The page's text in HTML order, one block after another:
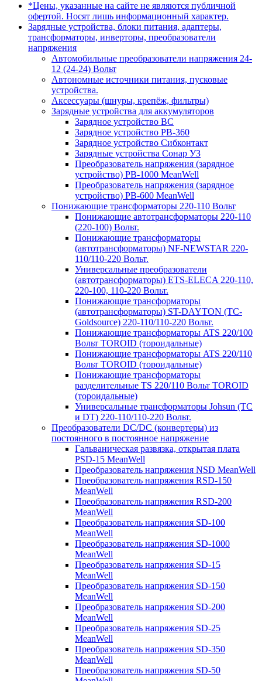
*Цены, указанные на сайте не являются публичной
офертой. Носят лишь информационный характер.
Зарядные устройства, блоки питания, адаптеры,
трансформаторы, инверторы, преобразователи
напряжения
Автомобильные преобразователи напряжения 24-
12 (24-24) Вольт
Автономные источники питания, пусковые
устройства.
Аксессуары (шнуры, крепёж, фильтры)
Зарядные устройства для аккумуляторов
Зарядное устройство BC
Зарядное устройство PB-360
Зарядное устройство Сибконтакт
Зарядные устройства Сонар УЗ
Преобразователь напряжения (зарядное
устройство) PB-1000 MeanWell
Преобразователь напряжения (зарядное
устройство) PB-600 MeanWell
Понижающие трансформаторы 220-110 Вольт
Понижающие автотрансформаторы 220-110
(220-100) Вольт.
Понижающие трансформаторы
(автотрансформаторы) NF-NEWSTAR 220-
110/110-220 Вольт.
Универсальные преобразователи
(автотрансформаторы) ETS-ELECA 220-110,
220-100, 110-220 Вольт.
Понижающие трансформаторы
(автотрансформаторы) ST-DAYTON (TC-
Goldsource) 220-110/110-220 Вольт.
Понижающие трансформаторы ATS 220/100
Вольт TOROID (тороидальные)
Понижающие трансформаторы ATS 220/110
Вольт TOROID (тороидальные)
Понижающие трансформаторы
разделительные TS 220/110 Вольт TOROID
(тороидальные)
Универсальные трансформаторы Johsun (TС
и DT) 220-110/110-220 Вольт.
Преобразователи DC/DC (конвертеры) из
постоянного в постоянное напряжение
Гальваническая развязка, открытая плата
PSD-15 MeanWell
Преобразователь напряжения NSD MeanWell
Преобразователь напряжения RSD-150
MeanWell
Преобразователь напряжения RSD-200
MeanWell
Преобразователь напряжения SD-100
MeanWell
Преобразователь напряжения SD-1000
MeanWell
Преобразователь напряжения SD-15
MeanWell
Преобразователь напряжения SD-150
MeanWell
Преобразователь напряжения SD-200
MeanWell
Преобразователь напряжения SD-25
MeanWell
Преобразователь напряжения SD-350
MeanWell
Преобразователь напряжения SD-50